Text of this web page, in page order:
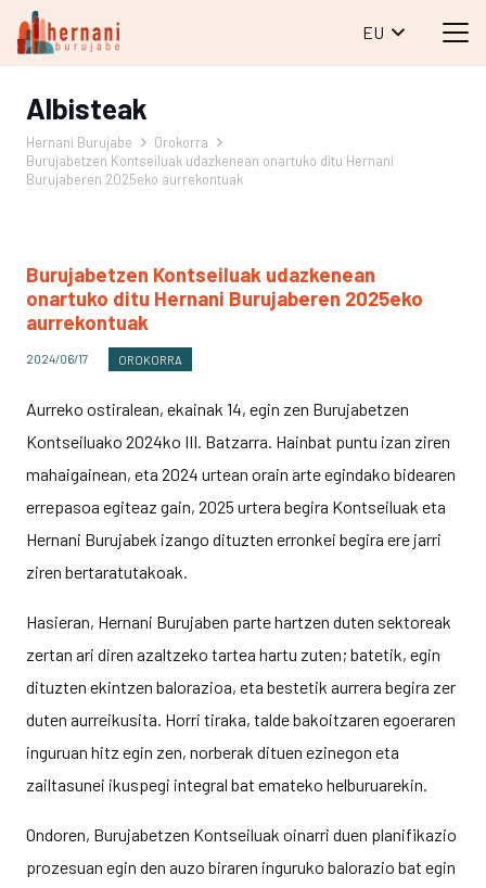
EU
Albisteak
Hernani Burujabe
Orokorra
Burujabetzen Kontseiluak udazkenean onartuko ditu Hernani
Burujaberen 2025eko aurrekontuak
Burujabetzen Kontseiluak udazkenean
onartuko ditu Hernani Burujaberen 2025eko
aurrekontuak
2024/06/17 OROKORRA
Aurreko ostiralean, ekainak 14, egin zen Burujabetzen
Kontseiluako 2024ko III. Batzarra. Hainbat puntu izan ziren
mahaigainean, eta 2024 urtean orain arte egindako bidearen
errepasoa egiteaz gain, 2025 urtera begira Kontseiluak eta
Hernani Burujabek izango dituzten erronkei begira ere jarri
ziren bertaratutakoak.
Hasieran, Hernani Burujaben parte hartzen duten sektoreak
zertan ari diren azaltzeko tartea hartu zuten; batetik, egin
dituzten ekintzen balorazioa, eta bestetik aurrera begira zer
duten aurreikusita. Horri tiraka, talde bakoitzaren egoeraren
inguruan hitz egin zen, norberak dituen ezinegon eta
zailtasunei ikuspegi integral bat emateko helburuarekin.
Ondoren, Burujabetzen Kontseiluak oinarri duen planifikazio
prozesuan egin den auzo biraren inguruko balorazio bat egin